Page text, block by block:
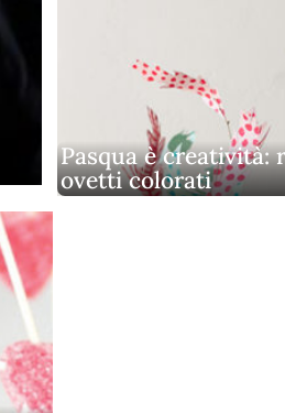
Pasqua è creatività:
ovetti colorati